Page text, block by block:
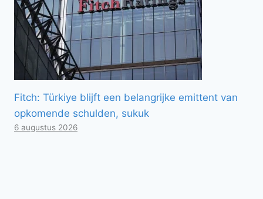
Fitch: Türkiye blijft een belangrijke emittent van
opkomende schulden, sukuk
6 augustus 2026